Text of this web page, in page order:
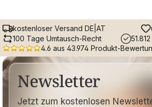
kostenloser Versand DE|AT
100 Tage Umtausch-Recht
4.6 aus 43.974 Produkt-
Newsletter
Jetzt zum kostenlosen